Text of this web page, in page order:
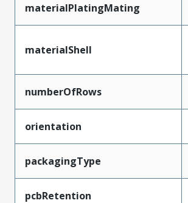
materialPlatingMating
materialShell
numberOfRows
orientation
packagingType
pcbRetention